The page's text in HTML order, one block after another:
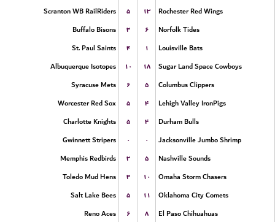
Scranton WB RailRiders
۵ ۱۳
Rochester Red Wings
Buffalo Bisons
۳ ۶
Norfolk Tides
St. Paul Saints
۴ ۱
Louisville Bats
Albuquerque Isotopes
۱۰ ۱۸
Sugar Land Space Cowboys
Syracuse Mets
۶ ۵
Columbus Clippers
Worcester Red Sox
۵ ۴
Lehigh Valley IronPigs
Charlotte Knights
۵ ۴
Durham Bulls
Gwinnett Stripers
۰ ۰
Jacksonville Jumbo Shrimp
Memphis Redbirds
۳ ۵
Nashville Sounds
Toledo Mud Hens
۳ ۱۰
Omaha Storm Chasers
Salt Lake Bees
۵ ۱۱
Oklahoma City Comets
Reno Aces
۶ ۸
El Paso Chihuahuas